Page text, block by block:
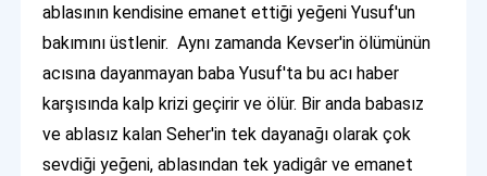
ablasının kendisine emanet ettiği yeğeni Yusuf'un
bakımını üstlenir. Aynı zamanda Kevser'in ölümünün
acısına dayanmayan baba Yusuf'ta bu acı haber
karşısında kalp krizi geçirir ve ölür. Bir anda babasız
ve ablasız kalan Seher'in tek dayanağı olarak çok
sevdiği yeğeni, ablasından tek yadigâr ve emanet